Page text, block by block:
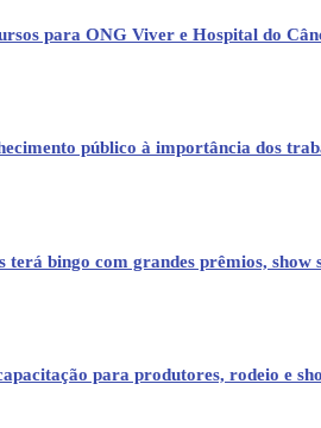
para ONG Viver e Hospital do
público à importância dos
terá bingo com grandes prêmios,
para produtores, rodeio e